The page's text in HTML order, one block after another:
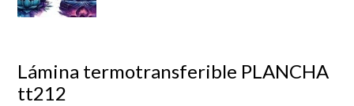
Lámina termotransferible PLANCHA
tt212